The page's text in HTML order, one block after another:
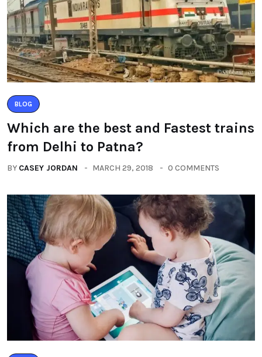
BLOG
Which are the best and Fastest trains
from Delhi to Patna?
BY CASEY JORDAN MARCH 29, 2018 0 COMMENTS